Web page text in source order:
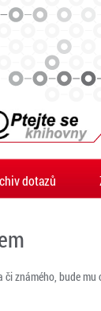
dotazů
známého, bude